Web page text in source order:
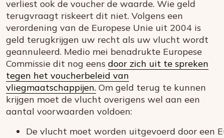
verliest ook de voucher de waarde. Wie geld
terugvraagt riskeert dit niet. Volgens een
verordening van de Europese Unie uit 2004 is
geld terugkrijgen uw recht als uw vlucht wordt
geannuleerd. Medio mei benadrukte Europese
Commissie dit nog eens door zich uit te spreken
tegen het voucherbeleid van
vliegmaatschappijen. Om geld terug te kunnen
krijgen moet de vlucht overigens wel aan een
aantal voorwaarden voldoen:
De vlucht moet worden uitgevoerd door een